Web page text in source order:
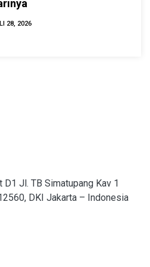
28, 2026
D1 Jl. TB Simatupang Kav 1
DKI Jakarta – Indonesia